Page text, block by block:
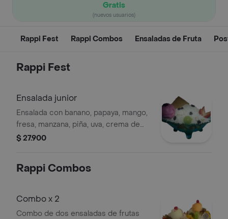
Gratis
(nuevos usuarios)
Rappi Fest Rappi Combos Ensaladas de Fruta
Rappi Fest
Ensalada junior
Ensalada con banano, papaya, mango,
fresa, manzana, piña, uva, crema de
leche, queso, helado y galleta.
$ 27.900
Rappi Combos
Combo x 2
Combo de dos ensaladas de frutas